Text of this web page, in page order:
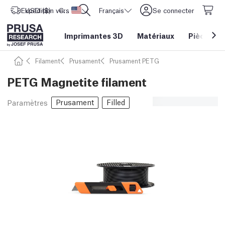
Expédition vers Etats-Unis d'Amérique
USD ($) CORE One L: Maintenant en stock ! Français Se connecter
Imprimantes 3D Matériaux Pièces&
Filament Prusament Prusament PETG
PETG Magnetite filament
Paramètres Prusament Filled